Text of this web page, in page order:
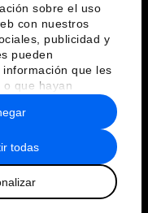
sobre el uso
con nuestros
publicidad y
pueden
que les
que hayan
uso que haya
todas
de uso
Mundial